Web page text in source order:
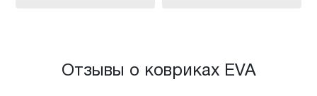
Отзывы о ковриках EVA